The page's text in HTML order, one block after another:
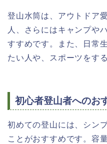
登山水筒は、アウトドア
人、さらにはキャンプや
すすめです。また、日常
たい人や、スポーツをす
初心者登山者へのお
初めての登山には、シン
ことがおすすめです。容